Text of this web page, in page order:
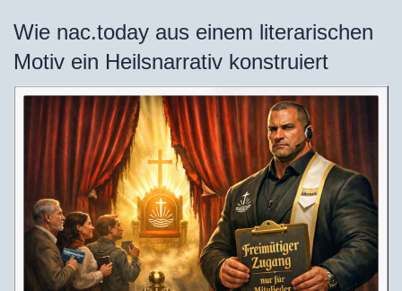
Wie nac.today aus einem literarischen
Motiv ein Heilsnarrativ konstruiert